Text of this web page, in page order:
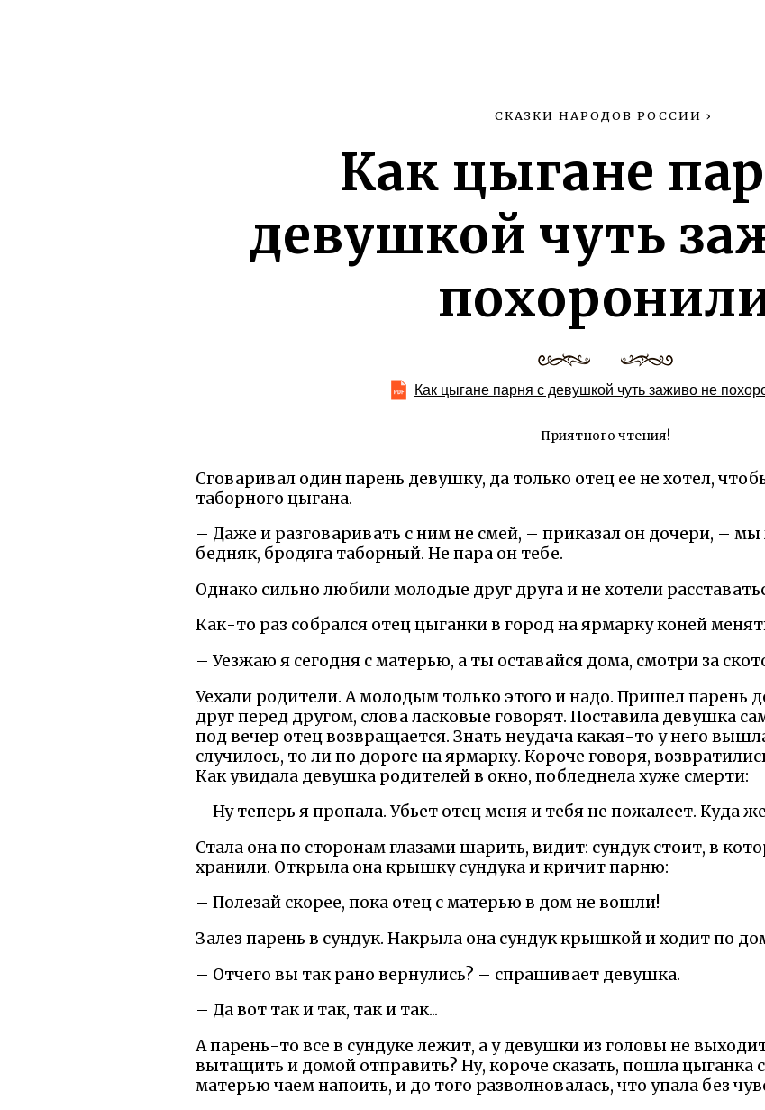
СКАЗКИ НАРОДОВ РОССИИ ›
Как цыгане
девушкой чуть
Как цыгане парня с девушкой чуть заживо не
Приятного чтения!
Сговаривал один парень девушку, да только отец ее не хотел,
таборного цыгана.
– Даже и разговаривать с ним не смей, – приказал он дочери, – мы
бедняк, бродяга таборный. Не пара он тебе.
Однако сильно любили молодые друг друга и не хотели
Как-то раз собрался отец цыганки в город на ярмарку коней
– Уезжаю я сегодня с матерью, а ты оставайся дома, смотри за
Уехали родители. А молодым только этого и надо. Пришел парень
друг перед другом, слова ласковые говорят. Поставила девушка
под вечер отец возвращается. Знать неудача какая-то у него
случилось, то ли по дороге на ярмарку. Короче говоря,
Как увидала девушка родителей в окно, побледнела хуже смерти:
– Ну теперь я пропала. Убьет отец меня и тебя не пожалеет. Куда
Стала она по сторонам глазами шарить, видит: сундук стоит, в
хранили. Открыла она крышку сундука и кричит парню:
– Полезай скорее, пока отец с матерью в дом не вошли!
Залез парень в сундук. Накрыла она сундук крышкой и ходит по
– Отчего вы так рано вернулись? – спрашивает девушка.
– Да вот так и так, так и так...
А парень-то все в сундуке лежит, а у девушки из головы не
вытащить и домой отправить? Ну, короче сказать, пошла цыганка
матерью чаем напоить, и до того разволновалась, что упала без